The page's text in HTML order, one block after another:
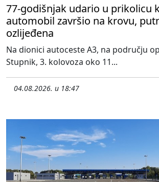
77-godišnjak udario u prikolicu
automobil završio na krovu,
ozlijeđena
Na dionici autoceste A3, na području
Stupnik, 3. kolovoza oko 11...
04.08.2026. u 18:47